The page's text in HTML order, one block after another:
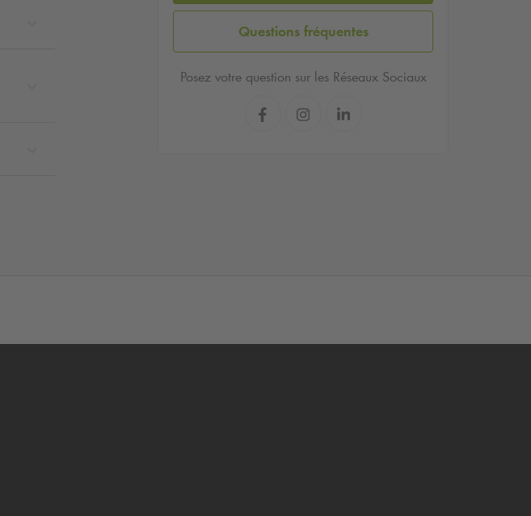
Questions fréquentes
Posez votre question sur les Réseaux Sociaux